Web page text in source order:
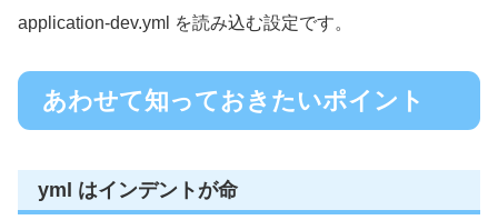
application-dev.yml を読み込む設定です。
あわせて知っておきたいポイント
yml はインデントが命